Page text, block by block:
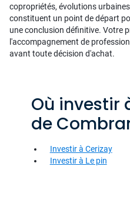
copropriétés, évolutions
constituent un point de départ
une conclusion définitive. Votre
l'accompagnement de
avant toute décision d'achat.
Où investir
de
Investir à Cerizay
Investir à Le pin